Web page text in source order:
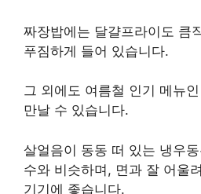
짜장밥에는 달걀프라이도 큼
푸짐하게 들어 있습니다.
그 외에도 여름철 인기 메뉴
만날 수 있습니다.
살얼음이 동동 떠 있는 냉우
수와 비슷하며, 면과 잘 어울
기기에 좋습니다.